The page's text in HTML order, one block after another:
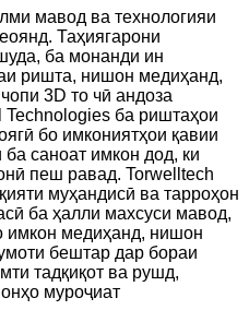
мавод ва технологияи
Таҳиягарони
ба монанди ин
ришта, нишон медиҳанд,
3D то чӣ андоза
Technologies ба риштаҳои
бо имкониятҳои қавии
ба саноат имкон дод, ки
пеш равад. Torwelltech
муҳандисӣ ва тарроҳон
ба ҳалли махсуси мавод,
имкон медиҳанд, нишон
бештар дар бораи
тадқиқот ва рушд,
муроҷиат